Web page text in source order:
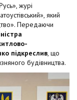
журі
який
Передаючи
підкреслив, що
будівництва.